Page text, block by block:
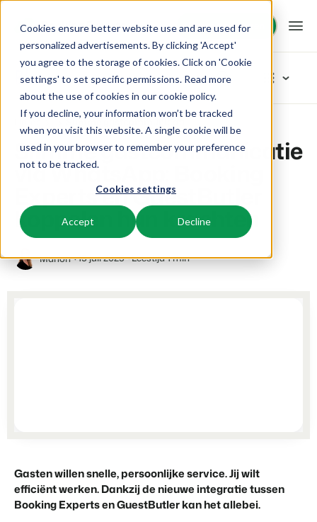
Cookies ensure better website use and are used for
personalized advertisements. By clicking 'Accept'
you agree to the storage of cookies. Click on 'Cookie
settings' to set specific permissions. Read more
about the use of cookies in our cookie policy.
If you decline, your information won’t be tracked
when you visit this website. A single cookie will be
used in your browser to remember your preference
not to be tracked.
Cookies settings
Accept Decline
Demo aanvragen
Demo aanvragen
Platform
BEX PMS
Reserveringssysteem
Beheer alle back office processen.
Adverteer jouw aanbod op een mix van kanalen.
Boost directe boekingen via jouw website.
Overstappen naar BEX
Klaar om te groeien?
Oplossingen
Booking Experts voor:
Villa's, bungalows, chalets en boomhutten.
Hotelkamers, appartementen, B&Bs en pensions.
Projectontwikkelaars
Vastgoed en nieuwbouwprojecten.
Resources
Kennis
BEX Educate | Pro
Blijven leren, blijven leiden in de recreatie.
Customer Success
Krijg antwoord op jouw vragen.
Prijzen
Klantverhalen
Blog
Blader in categoriëen
Nieuw
Klaar voor innovatie
Product
Van idee tot oplossing
Team en Cultuur
Toegewijd aan succes
Lees meer
Home
Slimme gastcommunicatie
via WhatsApp: Booking
Experts en GuestButler
koppelen hun krachten
Manon 15 juli 2025 Leestijd 1 min
Gasten willen snelle, persoonlijke service. Jij wilt
efficiënt werken. Dankzij de nieuwe integratie tussen
Booking Experts en GuestButler kan het allebei.